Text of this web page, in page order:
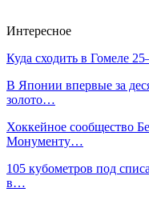
Интересное
Куда сходить в Гомеле
В Японии впервые за
золото…
Хоккейное сообщество
Монументу…
105 кубометров под
в…